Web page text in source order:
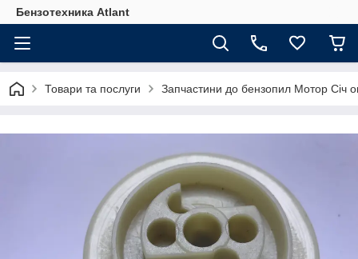
Бензотехника Atlant
Товари та послуги Запчастини до бензопил Мотор Січ